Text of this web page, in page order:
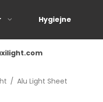
Hygiejne
/ Alu Light Sheet